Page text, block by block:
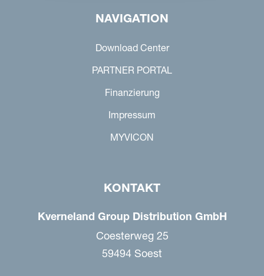
NAVIGATION
Download Center
PARTNER PORTAL
Finanzierung
Impressum
MYVICON
KONTAKT
Kverneland Group Distribution GmbH
Coesterweg 25
59494 Soest